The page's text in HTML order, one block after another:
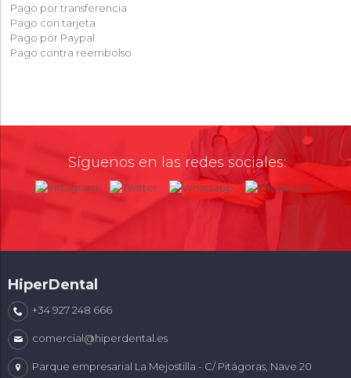
Pago por transferencia
Pago con tarjeta
Pago por Paypal
Pago contra reembolso
Síguenos en las redes sociales:
HiperDental
+34 927 248 666
comercial@hiperdental.es
Parque empresarial La Mejostilla - C/ Pitágoras, Nave 20